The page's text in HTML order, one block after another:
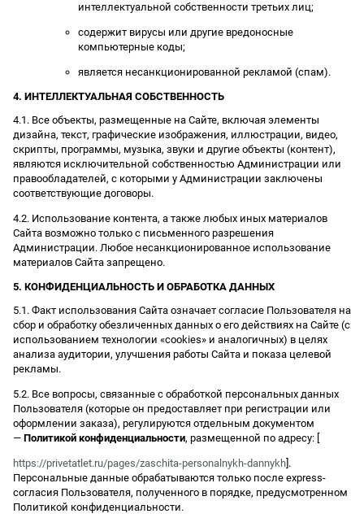
интеллектуальной собственности третьих лиц;
содержит вирусы или другие вредоносные
компьютерные коды;
является несанкционированной рекламой (спам).
4. ИНТЕЛЛЕКТУАЛЬНАЯ СОБСТВЕННОСТЬ
4.1. Все объекты, размещенные на Сайте, включая элементы
дизайна, текст, графические изображения, иллюстрации, видео,
скрипты, программы, музыка, звуки и другие объекты (контент),
являются исключительной собственностью Администрации или
правообладателей, с которыми у Администрации заключены
соответствующие договоры.
4.2. Использование контента, а также любых иных материалов
Сайта возможно только с письменного разрешения
Администрации. Любое несанкционированное использование
материалов Сайта запрещено.
5. КОНФИДЕНЦИАЛЬНОСТЬ И ОБРАБОТКА ДАННЫХ
5.1. Факт использования Сайта означает согласие Пользователя на
сбор и обработку обезличенных данных о его действиях на Сайте (с
использованием технологии «cookies» и аналогичных) в целях
анализа аудитории, улучшения работы Сайта и показа целевой
рекламы.
5.2. Все вопросы, связанные с обработкой персональных данных
Пользователя (которые он предоставляет при регистрации или
оформлении заказа), регулируются отдельным документом
— Политикой конфиденциальности, размещенной по адресу: [
https://privetatlet.ru/pages/zaschita-personalnykh-dannykh ].
Персональные данные обрабатываются только после express-
согласия Пользователя, полученного в порядке, предусмотренном
Политикой конфиденциальности.